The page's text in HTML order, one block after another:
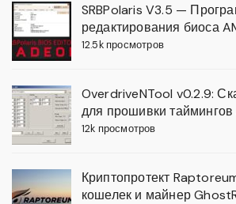
SRBPolaris V3.5 —
редактирования биоса
12.5k просмотров
OverdriveNTool v0.2.9:
для прошивки таймингов
12k просмотров
Криптопротект
кошелек и майнер